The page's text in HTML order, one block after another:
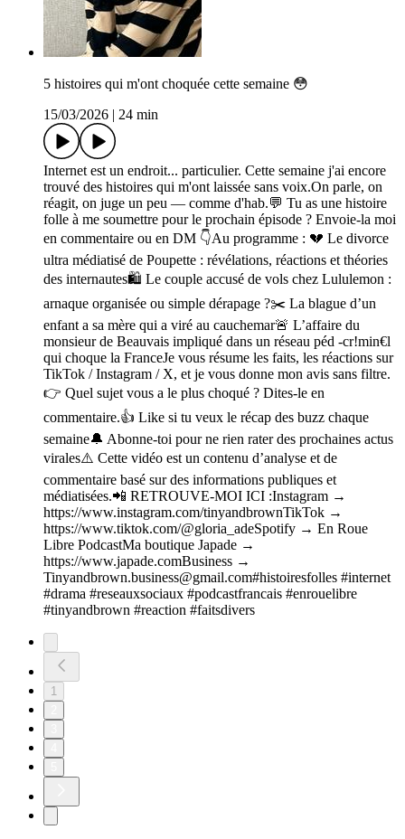
5 histoires qui m'ont choquée cette semaine 😳
15/03/2026
24 min
Internet est un endroit... particulier. Cette semaine j'ai encore
trouvé des histoires qui m'ont laissée sans voix.On parle, on
réagit, on juge un peu — comme d'hab.💬 Tu as une histoire
folle à me soumettre pour le prochain épisode ? Envoie-la moi
en commentaire ou en DM 👇Au programme : 💔 Le divorce
ultra médiatisé de Poupette : révélations, réactions et théories
des internautes🛍️ Le couple accusé de vols chez Lululemon :
arnaque organisée ou simple dérapage ?✂️ La blague d’un
enfant a sa mère qui a viré au cauchemar🚨 L’affaire du
monsieur de Beauvais impliqué dans un réseau péd -cr!min€l
qui choque la FranceJe vous résume les faits, les réactions sur
TikTok / Instagram / X, et je vous donne mon avis sans filtre.
👉 Quel sujet vous a le plus choqué ? Dites-le en
commentaire.👍 Like si tu veux le récap des buzz chaque
semaine🔔 Abonne-toi pour ne rien rater des prochaines actus
virales⚠️ Cette vidéo est un contenu d’analyse et de
commentaire basé sur des informations publiques et
médiatisées.📲 RETROUVE-MOI ICI :Instagram →
https://www.instagram.com/tinyandbrownTikTok →
https://www.tiktok.com/@gloria_adeSpotify → En Roue
Libre PodcastMa boutique Japade →
https://www.japade.comBusiness →
Tinyandbrown.business@gmail.com#histoiresfolles #internet
#drama #reseauxsociaux #podcastfrancais #enrouelibre
#tinyandbrown #reaction #faitsdivers
1